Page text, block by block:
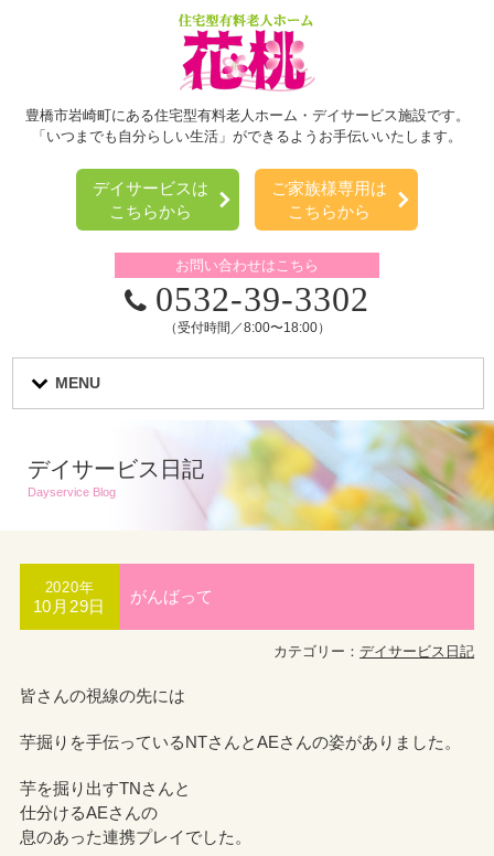
豊橋市岩崎町にある住宅型有料老人ホーム・デイサービス施設です。
「いつまでも自分らしい生活」ができるようお手伝いいたします。
デイサービスは
こちらから
ご家族様専用は
こちらから
お問い合わせはこちら
0532-39-3302
（受付時間／8:00〜18:00）
MENU
デイサービス日記
Dayservice Blog
2020年
10月29日
がんばって
カテゴリー：デイサービス日記
皆さんの視線の先には
芋掘りを手伝っているNTさんとAEさんの姿がありました。
芋を掘り出すTNさんと
仕分けるAEさんの
息のあった連携プレイでした。